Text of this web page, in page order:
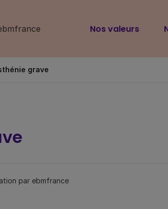
Nos valeurs
grave
par ebmfrance